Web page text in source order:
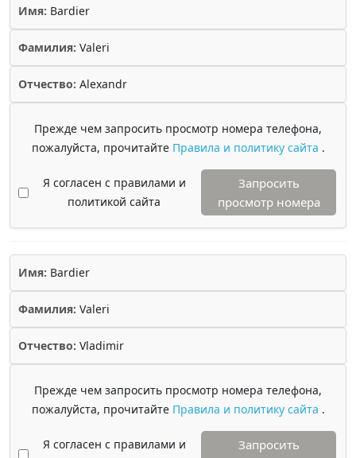
Имя: Bardier
Фамилия: Valeri
Отчество: Alexandr
Прежде чем запросить просмотр номера телефона,
пожалуйста, прочитайте Правила и политику сайта .
Я согласен с правилами и
политикой сайта
Запросить
просмотр номера
Имя: Bardier
Фамилия: Valeri
Отчество: Vladimir
Прежде чем запросить просмотр номера телефона,
пожалуйста, прочитайте Правила и политику сайта .
Я согласен с правилами и
Запросить